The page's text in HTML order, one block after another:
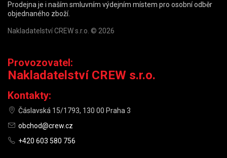
Prodejna je i naším smluvním výdejním místem pro osobní odběr
objednaného zboží.
Nakladatelství CREW s.r.o. © 2026
Provozovatel:
Nakladatelství CREW s.r.o.
Kontakty:
Čáslavská 15/1793, 130 00 Praha 3
obchod@crew.cz
+420 603 580 756